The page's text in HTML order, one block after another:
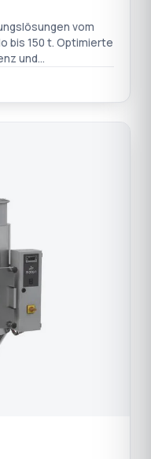
vom
bis 150 t. Optimierte
und